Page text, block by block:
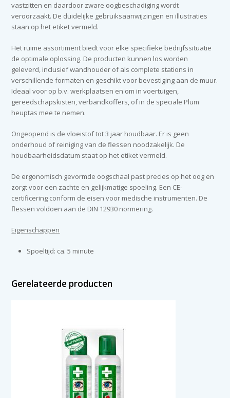
vastzitten en daardoor zware oogbeschadiging wordt
veroorzaakt. De duidelijke gebruiksaanwijzingen en illustraties
staan op het etiket vermeld.
Het ruime assortiment biedt voor elke specifieke bedrijfssituatie
de optimale oplossing. De producten kunnen los worden
geleverd, inclusief wandhouder of als complete stations in
verschillende formaten en geschikt voor bevestiging aan de muur.
Ideaal voor op b.v. werkplaatsen en om in voertuigen,
gereedschapskisten, verbandkoffers, of in de speciale Plum
heuptas mee te nemen.
Ongeopend is de vloeistof tot 3 jaar houdbaar. Er is geen
onderhoud of reiniging van de flessen noodzakelijk. De
houdbaarheidsdatum staat op het etiket vermeld.
De ergonomisch gevormde oogschaal past precies op het oog en
zorgt voor een zachte en gelijkmatige spoeling. Een CE-
certificering conform de eisen voor medische instrumenten. De
flessen voldoen aan de DIN 12930 normering.
Eigenschappen
Spoeltijd: ca. 5 minute
Gerelateerde producten